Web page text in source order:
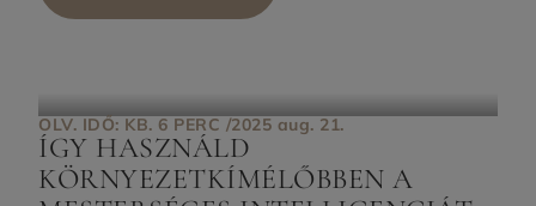
OLV. IDŐ: KB. 6 PERC /2025 aug. 21.
ÍGY HASZNÁLD
KÖRNYEZETKÍMÉLŐBBEN A